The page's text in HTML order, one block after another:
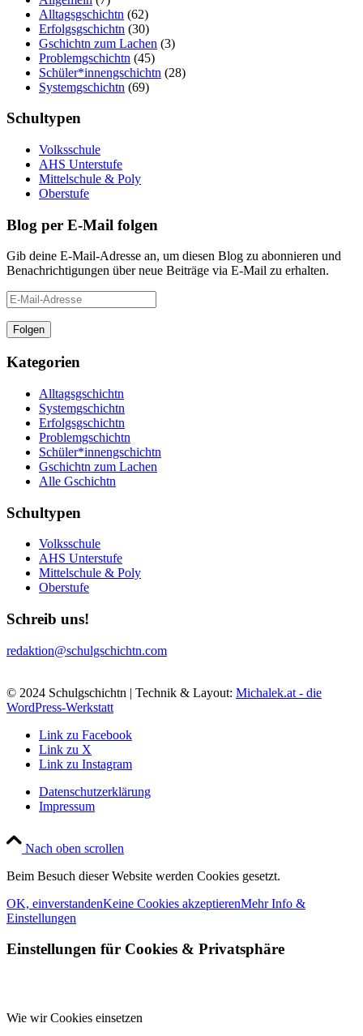
Alltagsgschichtn (62)
Erfolgsgschichtn (30)
Gschichtn zum Lachen (3)
Problemgschichtn (45)
Schüler*innengschichtn (28)
Systemgschichtn (69)
Schultypen
Volksschule
AHS Unterstufe
Mittelschule & Poly
Oberstufe
Blog per E-Mail folgen
Gib deine E-Mail-Adresse an, um diesen Blog zu abonnieren und
Benachrichtigungen über neue Beiträge via E-Mail zu erhalten.
E-
Mail-
Adresse
Folgen
Kategorien
Alltagsgschichtn
Systemgschichtn
Erfolgsgschichtn
Problemgschichtn
Schüler*innengschichtn
Gschichtn zum Lachen
Alle Gschichtn
Schultypen
Volksschule
AHS Unterstufe
Mittelschule & Poly
Oberstufe
Schreib uns!
redaktion@schulgschichtn.com
© 2024 Schulgschichtn | Technik & Layout: Michalek.at - die
WordPress-Werkstatt
Link zu Facebook
Link zu X
Link zu Instagram
Datenschutzerklärung
Impressum
Nach oben scrollen
Beim Besuch dieser Website werden Cookies gesetzt.
OK, einverstandenKeine Cookies akzeptierenMehr Info &
Einstellungen
Einstellungen für Cookies & Privatsphäre
Wie wir Cookies einsetzen